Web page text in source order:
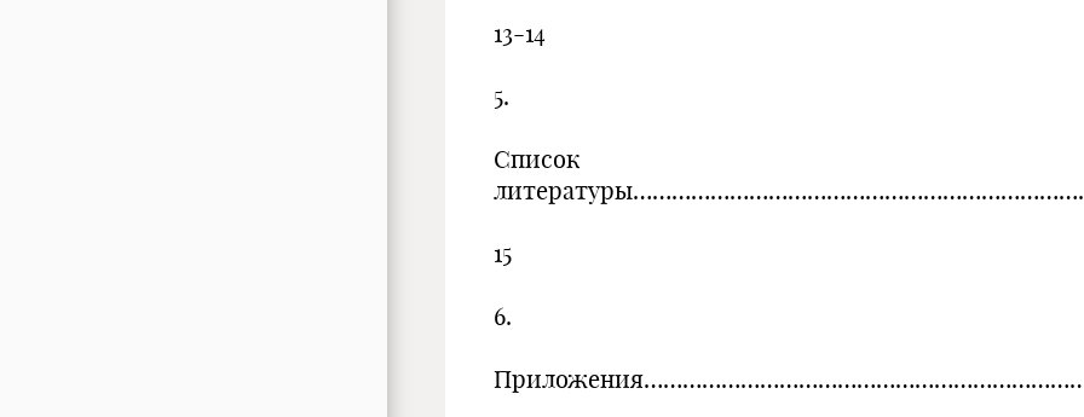
13-14
5.
Список
15
6.